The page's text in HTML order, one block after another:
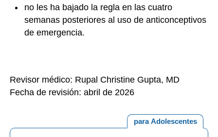
no les ha bajado la regla en las cuatro
semanas posteriores al uso de anticonceptivos
de emergencia.
Revisor médico: Rupal Christine Gupta, MD
Fecha de revisión: abril de 2026
para Adolescentes